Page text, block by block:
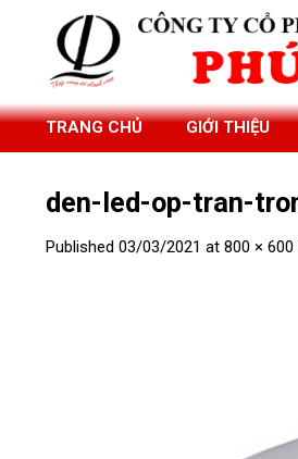
TRANG CHỦ GIỚI THIỆU
den-led-op-tran-
Published 03/03/2021 at 800 × 600